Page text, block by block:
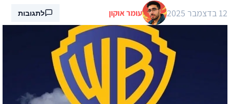
12 בדצמבר 2025 עומר אוקון לתגובות